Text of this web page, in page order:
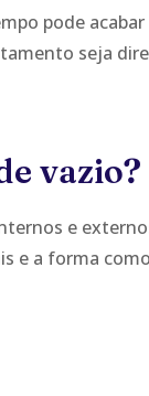
pode
seja
vazio?
e
e a forma